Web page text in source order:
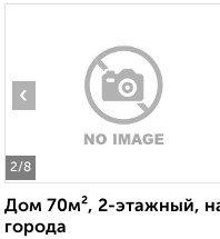
2/8
‹
Дом 70м², 2-этажный,
города